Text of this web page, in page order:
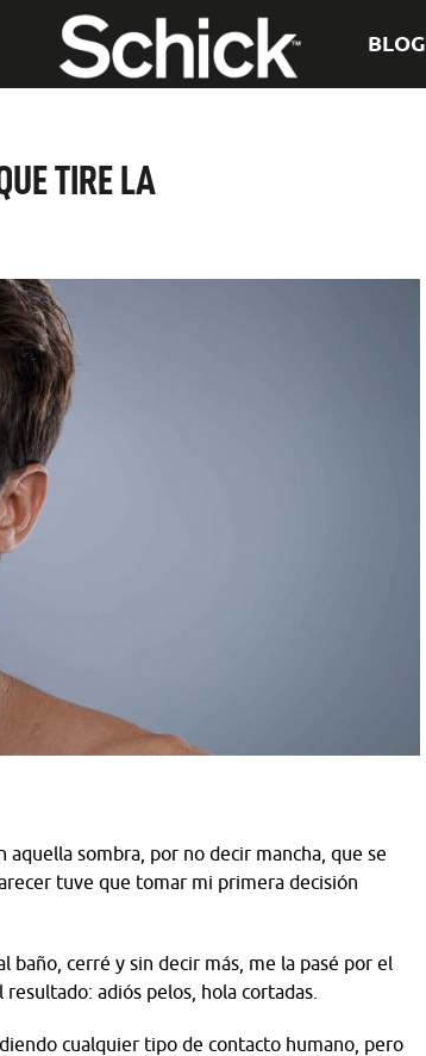
BLOG
TIRE LA
sombra, por no decir mancha, que se
tuve que tomar mi primera decisión
baño, cerré y sin decir más, me la pasé por el
adiós pelos, hola cortadas.
cualquier tipo de contacto humano, pero